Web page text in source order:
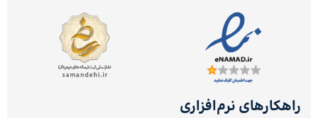
راهکارهای نرم‌افزاری